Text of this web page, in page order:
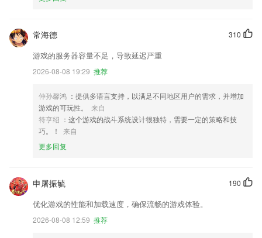
310
常海德
游戏的服务器容量不足，导致延迟严重
2026-08-08 19:29 推荐
仲孙馨鸿 ：提供多语言支持，以满足不同地区用户的需求，并增加
游戏的可玩性。
来自
符亨绍 ：这个游戏的战斗系统设计很独特，需要一定的策略和技
巧。！
来自
更多回复
190
申屠振毓
优化游戏的性能和加载速度，确保流畅的游戏体验。
2026-08-08 12:59 推荐